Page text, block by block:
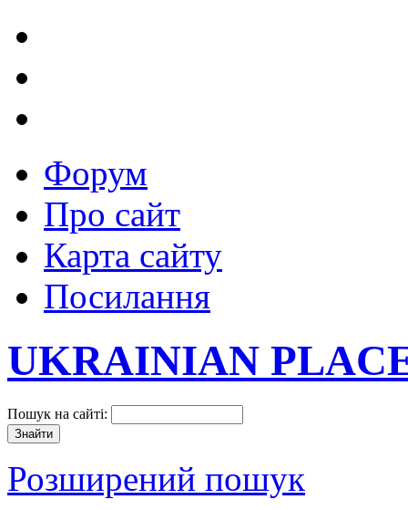
Форум
Про сайт
Карта сайту
Посилання
UKRAINIAN
Пошук на сайті:
Розширений пошук